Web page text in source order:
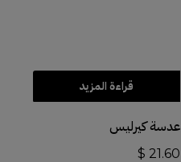
قراءة المزيد
عدسة كيرليس
$ 21.60